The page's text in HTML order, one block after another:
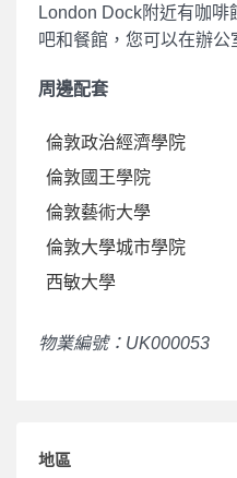
London Dock附近有咖
吧和餐館，您可以在辦公
周邊配套
倫敦政治經濟學院
倫敦國王學院
倫敦藝術大學
倫敦大學城市學院
西敏大學
物業編號：UK000053
地區